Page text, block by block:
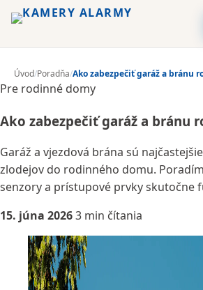
Úvod/Poradňa/Ako zabezpečiť garáž a bránu
Pre rodinné domy
Ako zabezpečiť garáž a bránu
Garáž a vjezdová brána sú
zlodejov do rodinného domu.
senzory a prístupové prvky skutočne
15. júna 20263 min čítania